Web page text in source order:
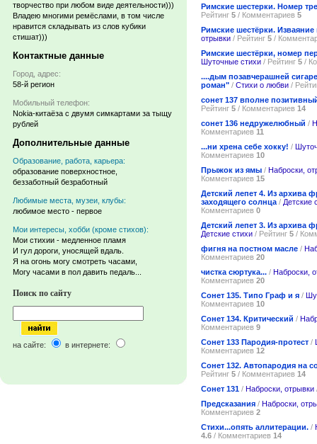
творчество при любом виде деятельности)))
Владею многими ремёслами, в том числе
нравится складывать из слов кубики
стишат)))
Контактные данные
Город, адрес:
58-й регион
Мобильный телефон:
Nokia-китаёза с двумя симкартами за тыщу
рублей
Дополнительные данные
Образование, работа, карьера:
образование поверхностное,
беззаботный безработный
Любимые места, музеи, клубы:
любимое место - первое
Мои интересы, хобби (кроме стихов):
Мои стихии - медленное пламя
И гул дороги, уносящей вдаль.
Я на огонь могу смотреть часами,
Могу часами в пол давить педаль...
Поиск по сайту
на сайте: в интернете:
Римские шестерки. Номер
Рейтинг 5 / Комментариев 5
Римские шестёрки.
отрывки / Рейтинг 5 /
Римские шестёрки, номер
Шуточные стихи / Рейтинг 5 /
....дым позавчерашней
роман" / Стихи о любви /
сонет 137 вполне
Рейтинг 5 / Комментариев 14
сонет 136 недружелюбный /
Комментариев 11
...ни хрена себе хокку! /
Комментариев 10
Прыжок из ямы / Наброски,
Комментариев 15
Детский лепет 4. Из архива
заходящего солнца / Детские
Комментариев 0
Детский лепет 3. Из архива
Детские стихи / Рейтинг 5 /
фигня на постном масле /
Комментариев 20
чистка сюртука... / Наброски,
Комментариев 20
Сонет 135. Типо Граф и я /
Комментариев 10
Сонет 134. Критический /
Комментариев 9
Сонет 133 Пародия-протест /
Комментариев 12
Сонет 132. Автопародия на
Рейтинг 5 / Комментариев 14
Сонет 131 / Наброски, отрывки
Предсказания / Наброски,
Комментариев 2
Стихи...опять аллитерации. /
4.6 / Комментариев 14